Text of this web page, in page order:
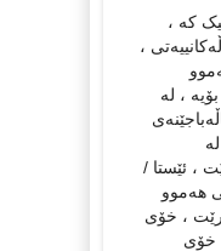
کە ،
،
، لە
، ئێستا /
هەموو
، خۆی
خۆی